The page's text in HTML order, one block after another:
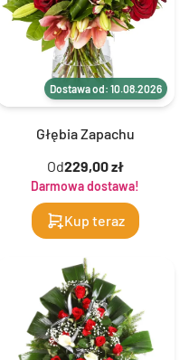
Dostawa od: 10.08.2026
Głębia Zapachu
Od229,00 zł
Darmowa dostawa!
Kup teraz